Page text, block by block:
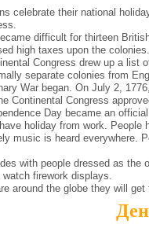
celebrate their national
difficult for thirteen
high taxes upon the colonies.
Congress drew up a list
separate colonies from
War began. On July 2,
Continental Congress
Day became an
holiday from work. People
music is heard everywhere.
with people dressed as the
firework displays.
around the globe they will